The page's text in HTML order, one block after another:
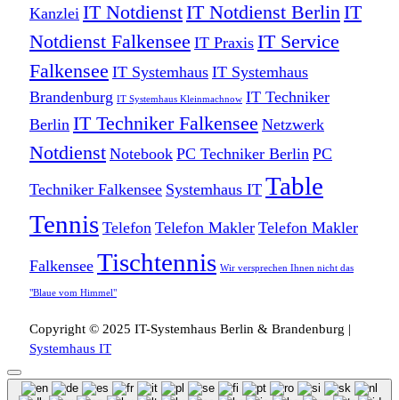
Kanzlei IT NotdienstIT Notdienst BerlinIT
Notdienst Falkensee IT Praxis IT Service
Falkensee IT Systemhaus IT Systemhaus
Brandenburg IT Systemhaus Kleinmachnow IT Techniker
Berlin IT Techniker Falkensee Netzwerk
Notdienst Notebook PC Techniker Berlin PC
Techniker Falkensee Systemhaus IT Table
Tennis Telefon Telefon Makler Telefon Makler
Falkensee Tischtennis Wir versprechen Ihnen nicht das
"Blaue vom Himmel"
Copyright © 2025 IT-Systemhaus Berlin & Brandenburg |
Systemhaus IT